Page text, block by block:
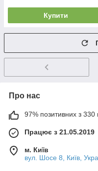
Купити
Про нас
97% позитивних з 330
Працює з 21.05.2019
м. Київ
вул. Шосе 8, Київ,